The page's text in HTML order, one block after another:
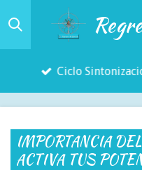
Ir
principal Ciclo
IMPORTANCIA
ACTIVA TUS